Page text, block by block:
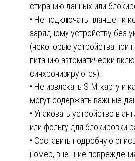
стиранию данных или
• Не подключать планшет к
зарядному устройству без
(некоторые устройства при
питанию автоматически
синхронизируются).
• Не извлекать SIM-карту и
могут содержать важные
• Упаковать устройство в
или фольгу для блокировки
• Составить подробную
номер, внешние